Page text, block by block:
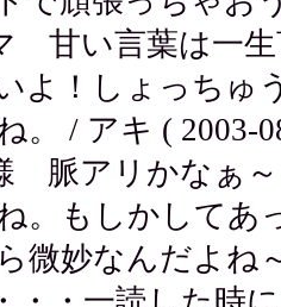
甘い言葉は一生
よ！しょっちゅ
。 / アキ ( 2003-
脈アリかなぁ～
。もしかしてあ
微妙なんだよね